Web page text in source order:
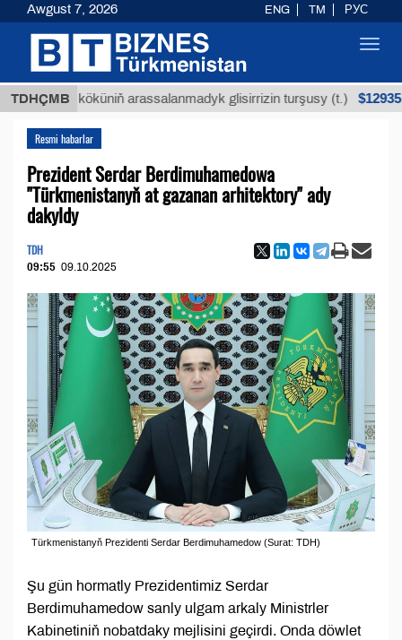
TDHÇMB
köküniň arassalanmadyk glisirrizin turşusy (t.) $12935,18
Resmi habarlar
Prezident Serdar Berdimuhamedowa
"Türkmenistanyň at gazanan arhitektory" ady
dakyldy
TDH
09:55 09.10.2025
Türkmenistanyň Prezidenti Serdar Berdimuhamedow (Surat: TDH)
Şu gün hormatly Prezidentimiz Serdar
Berdimuhamedow sanly ulgam arkaly Ministrler
Kabinetiniň nobatdaky mejlisini geçirdi. Onda döwlet
Awgust 7, 2026 ENG TM РУС